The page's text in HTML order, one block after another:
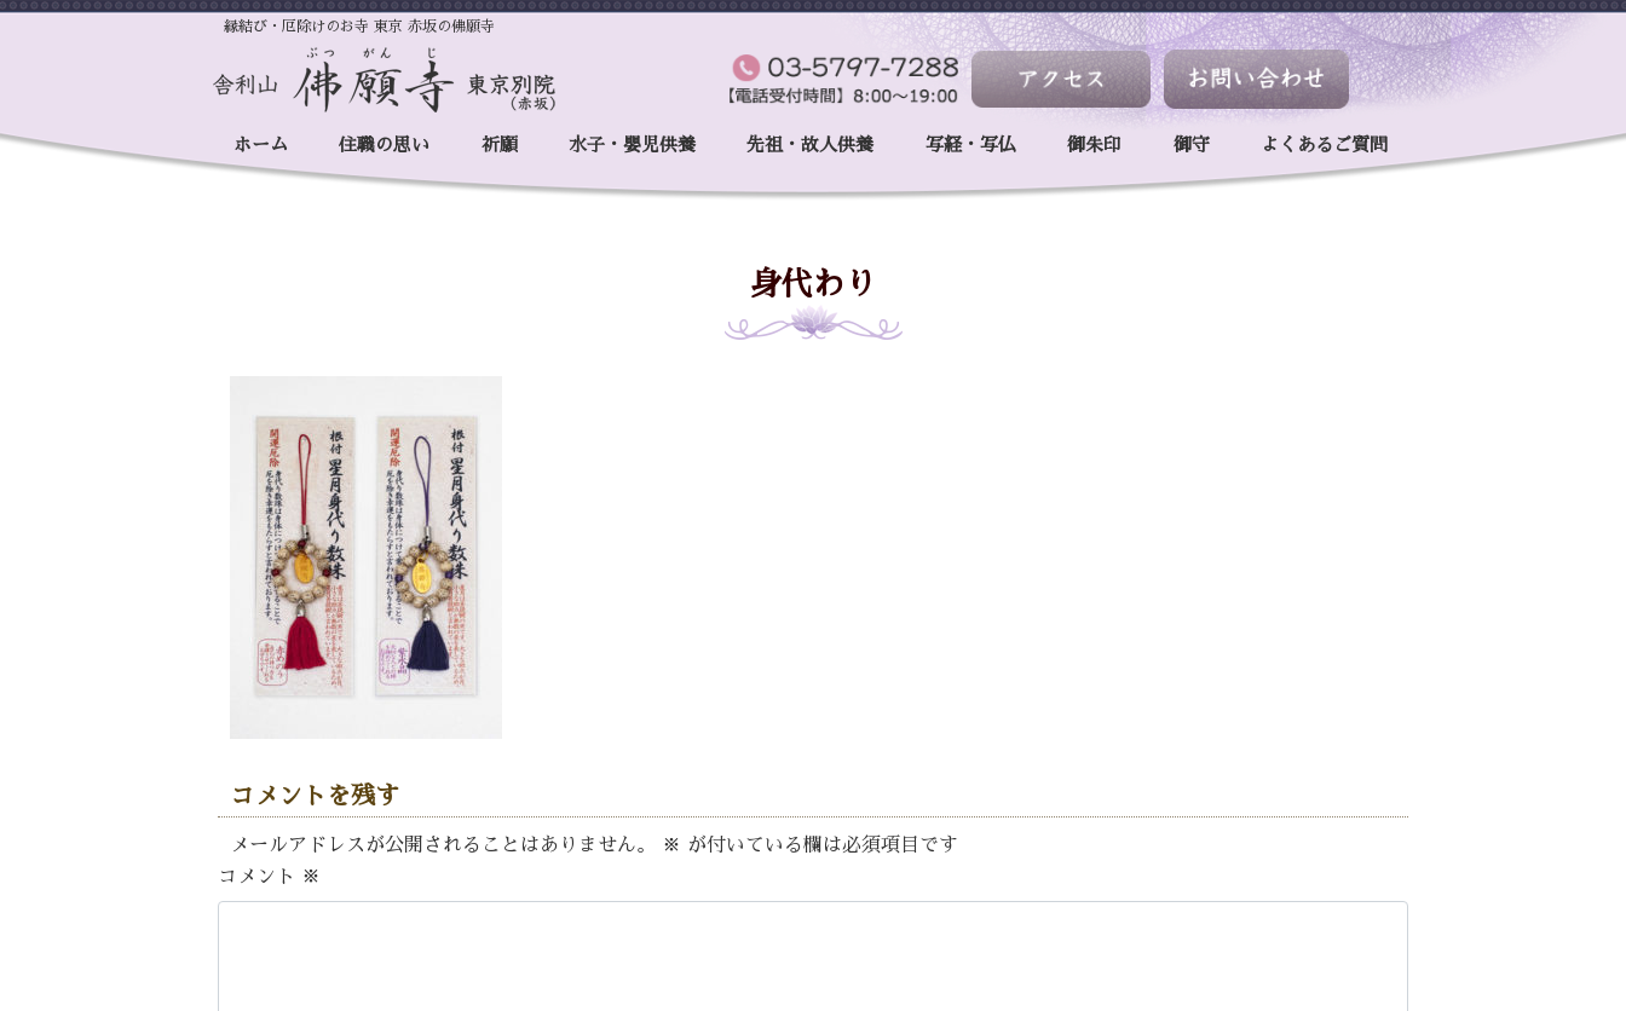
縁結び・厄除けのお寺 東京 赤坂の佛願寺
ホーム 住職の思い 祈願 水子・嬰児供養 先祖・故人供養 写経・写仏 御朱印 御守 よくあるご質問
身代わり
コメントを残す
メールアドレスが公開されることはありません。 ※ が付いている欄は必須項目です
コメント ※